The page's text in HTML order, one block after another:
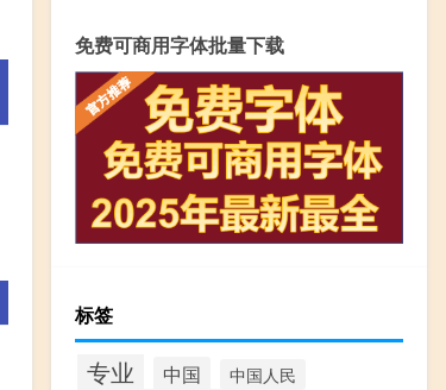
免费可商用字体批量下载
标签
专业 中国 中国人民